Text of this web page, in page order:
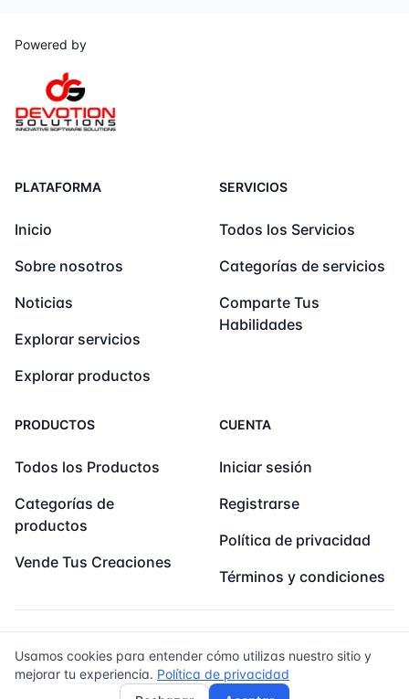
Powered by
PLATAFORMA
Inicio
Sobre nosotros
Noticias
Explorar servicios
Explorar productos
SERVICIOS
Todos los Servicios
Categorías de servicios
Comparte Tus
Habilidades
PRODUCTOS
Todos los Productos
Categorías de
productos
Vende Tus Creaciones
CUENTA
Iniciar sesión
Registrarse
Política de privacidad
Términos y condiciones
Contacto por correo electrónico
¿Tienes comentarios o sugerencias?
Usamos cookies para entender cómo utilizas nuestro sitio y
mejorar tu experiencia. Política de privacidad